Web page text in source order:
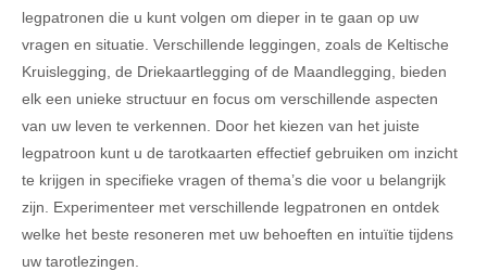
legpatronen die u kunt volgen om dieper in te gaan op uw
vragen en situatie. Verschillende leggingen, zoals de Keltische
Kruislegging, de Driekaartlegging of de Maandlegging, bieden
elk een unieke structuur en focus om verschillende aspecten
van uw leven te verkennen. Door het kiezen van het juiste
legpatroon kunt u de tarotkaarten effectief gebruiken om inzicht
te krijgen in specifieke vragen of thema’s die voor u belangrijk
zijn. Experimenteer met verschillende legpatronen en ontdek
welke het beste resoneren met uw behoeften en intuïtie tijdens
uw tarotlezingen.